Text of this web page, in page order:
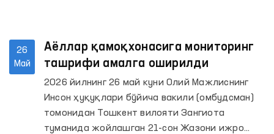
26
Май
Аёллар қамоқхонасига мониторинг
ташрифи амалга оширилди
2026 йилнинг 26 май куни Олий Мажлиснинг
Инсон ҳуқуқлари бўйича вакили (омбудсман)
томонидан Тошкент вилояти Зангиота
туманида жойлашган 21-сон Жазони ижро